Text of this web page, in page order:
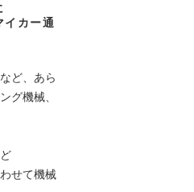
カー通
ど、あら
グ機械、
せて機械